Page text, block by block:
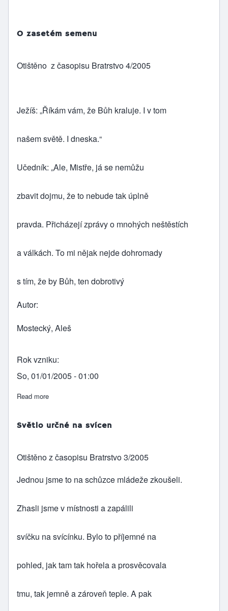
O zasetém semenu
Otištěno z časopisu Bratrstvo 4/2005
Ježíš: „Říkám vám, že Bůh kraluje. I v tom
našem světě. I dneska.“
Učedník: „Ale, Mistře, já se nemůžu
zbavit dojmu, že to nebude tak úplně
pravda. Přicházejí zprávy o mnohých neštěstích
a válkách. To mi nějak nejde dohromady
s tím, že by Bůh, ten dobrotivý
Autor
Mostecký, Aleš
Rok vzniku
So, 01/01/2005 - 01:00
Read more
Světlo určné na svícen
Otištěno z časopisu Bratrstvo 3/2005
Jednou jsme to na schůzce mládeže zkoušeli.
Zhasli jsme v místnosti a zapálili
svíčku na svícínku. Bylo to příjemné na
pohled, jak tam tak hořela a prosvěcovala
tmu, tak jemně a zároveň teple. A pak